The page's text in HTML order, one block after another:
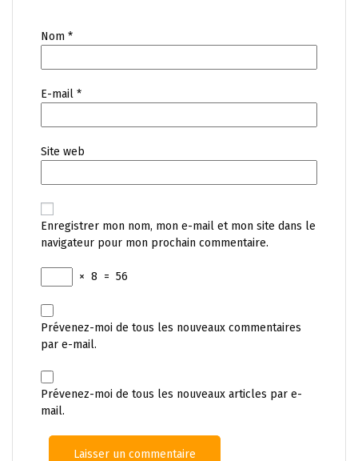
Nom *
E-mail *
Site web
Enregistrer mon nom, mon e-mail et mon site dans le
navigateur pour mon prochain commentaire.
× 8 = 56
Prévenez-moi de tous les nouveaux commentaires
par e-mail.
Prévenez-moi de tous les nouveaux articles par e-
mail.